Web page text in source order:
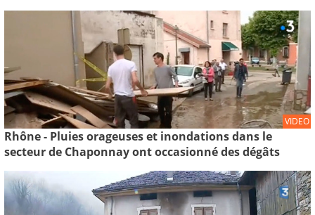
VIDEO
Rhône - Pluies orageuses et inondations dans le
secteur de Chaponnay ont occasionné des dégâts